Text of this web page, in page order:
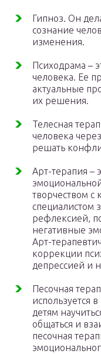
Гипноз. Он
сознание
изменения.
Психодрама –
человека. Ее
актуальные
их решения.
Телесная
человека
решать
Арт-терапия –
творчеством
специалистом
рефлексией,
негативные
Арт-
коррекции
депрессией и
Песочная
используется
детям
общаться и
песочная